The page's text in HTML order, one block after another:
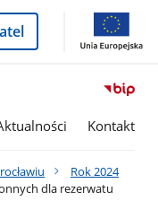
Kontakt
Rok 2024
dla rezerwatu